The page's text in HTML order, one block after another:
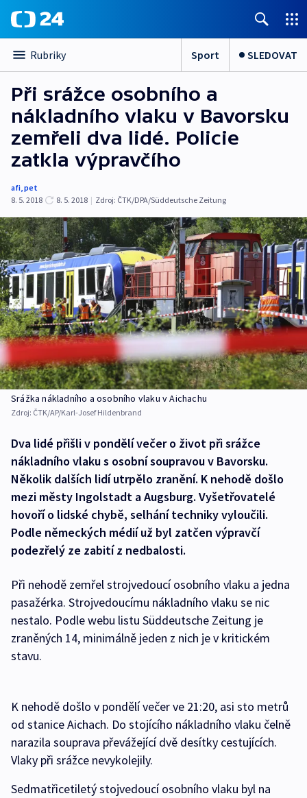
Rubriky Sport SLEDOVAT
Při srážce osobního a
nákladního vlaku v Bavorsku
zemřeli dva lidé. Policie
zatkla výpravčího
afi,pet
8. 5. 2018
8. 5. 2018 | Zdroj: ČTK/DPA/Süddeutsche Zeitung
Srážka nákladního a osobního vlaku v Aichachu
Zdroj: ČTK/AP/Karl-Josef Hildenbrand
Dva lidé přišli v pondělí večer o život při srážce
nákladního vlaku s osobní soupravou v Bavorsku.
Několik dalších lidí utrpělo zranění. K nehodě došlo
mezi městy Ingolstadt a Augsburg. Vyšetřovatelé
hovoří o lidské chybě, selhání techniky vyloučili.
Podle německých médií už byl zatčen výpravčí
podezřelý ze zabití z nedbalosti.
Při nehodě zemřel strojvedoucí osobního vlaku a jedna
pasažérka. Strojvedoucímu nákladního vlaku se nic
nestalo. Podle webu listu Süddeutsche Zeitung je
zraněných 14, minimálně jeden z nich je v kritickém
stavu.
K nehodě došlo v pondělí večer ve 21:20, asi sto metrů
od stanice Aichach. Do stojícího nákladního vlaku čelně
narazila souprava převážející dvě desítky cestujících.
Vlaky při srážce nevykolejily.
Sedmatřicetiletý stojvedoucí osobního vlaku byl na